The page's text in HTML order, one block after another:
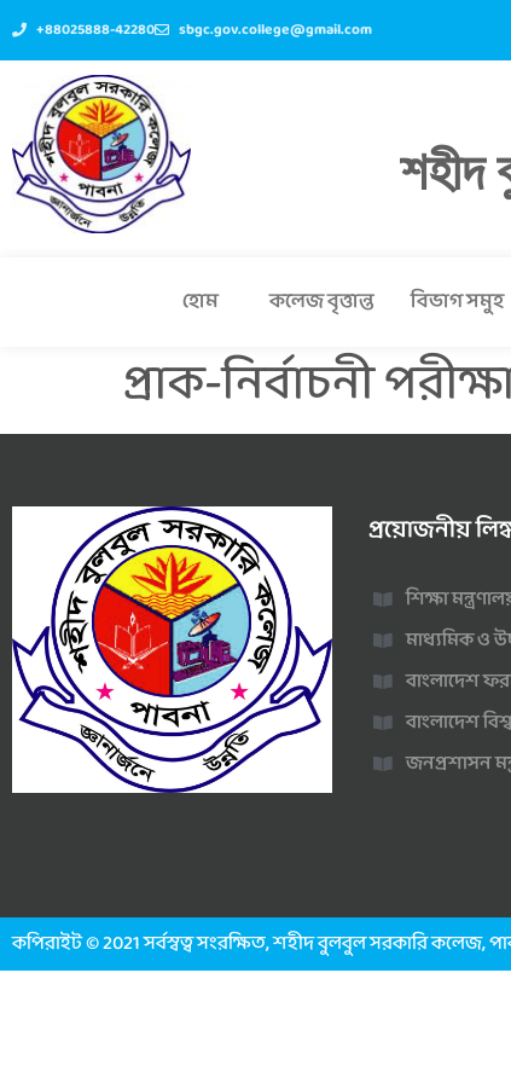
+88025888-42280 sbgc.gov.college@gmail.com
শহীদ
হোম কলেজ বৃত্তান্ত বিভাগ সমুহ
প্রাক-নির্বাচনী
প্রয়োজনীয়
শিক্ষা
মাধ্যমিক ও
বাংলাদেশ
বাংলাদেশ
জনপ্রশাসন
কপিরাইট © 2021 সর্বস্বত্ব সংরক্ষিত, শহীদ বুলবুল সরকারি কলেজ,